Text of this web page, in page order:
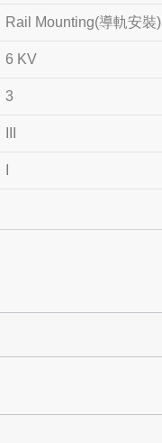
Rail Mounting(導軌安裝)
6 KV
3